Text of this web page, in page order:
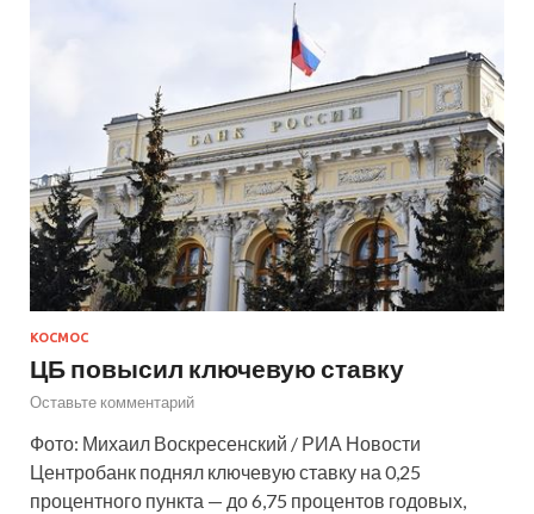
КОСМОС
ЦБ повысил ключевую ставку
Оставьте комментарий
Фото: Михаил Воскресенский / РИА Новости
Центробанк поднял ключевую ставку на 0,25
процентного пункта — до 6,75 процентов годовых,